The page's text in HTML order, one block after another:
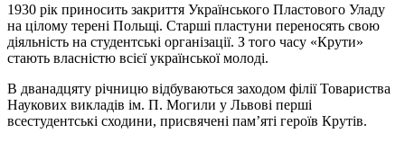
1930 рік приносить закриття Українського Пластового Уладу
на цілому терені Польщі. Старші пластуни переносять свою
діяльність на студентські організації. З того часу «Крути»
стають власністю всієї української молоді.
В дванадцяту річницю відбуваються заходом філії Товариства
Наукових викладів ім. П. Могили у Львові перші
всестудентські сходини, присвячені пам’яті героїв Крутів.